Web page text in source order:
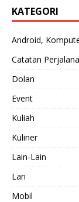
KATEGORI
Android,
Catatan
Dolan
Event
Kuliah
Kuliner
Lain-Lain
Lari
Mobil